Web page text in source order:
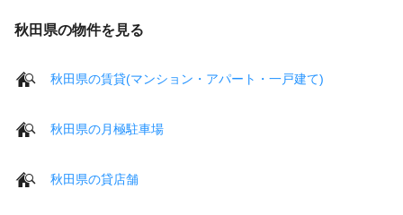
秋田県の物件を見る
秋田県の賃貸(マンション・アパート・一戸建て)
秋田県の月極駐車場
秋田県の貸店舗